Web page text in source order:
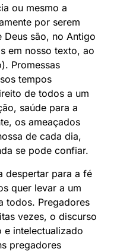
ou mesmo a
por serem
Deus são, no Antigo
em nosso texto, ao
Promessas
tempos
de todos a um
saúde para a
os ameaçados
de cada dia,
se pode confiar.
despertar para a fé
quer levar a um
todos. Pregadores
vezes, o discurso
intelectualizado
pregadores